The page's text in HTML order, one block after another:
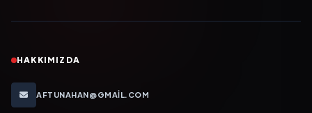
HAKKIMIZDA
AFTUNAHAN@GMAIL.COM